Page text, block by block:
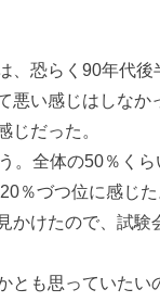
、恐らく90年代
悪い感じはしな
じだった。
。全体の50％く
％づつ位に感じ
かけたので、試
も思っていたい